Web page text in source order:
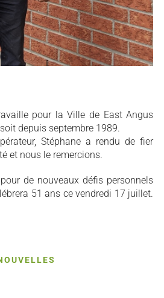
pour la Ville de East Angus
depuis septembre 1989.
Stéphane a rendu de fier
et nous le remercions.
de nouveaux défis personnels
51 ans ce vendredi 17 juillet.